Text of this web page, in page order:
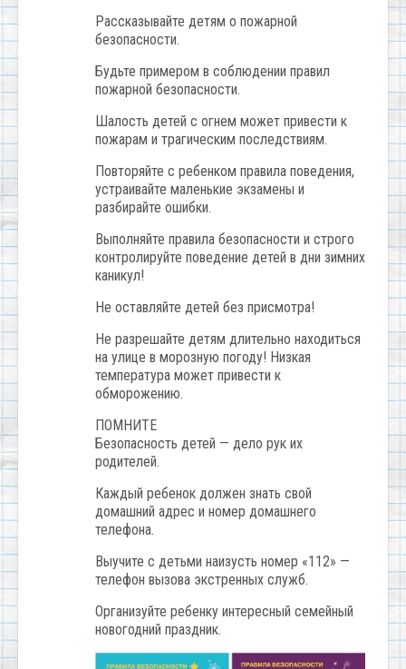
Рассказывайте детям о пожарной
безопасности.
Будьте примером в соблюдении правил
пожарной безопасности.
Шалость детей с огнем может привести к
пожарам и трагическим последствиям.
Повторяйте с ребенком правила поведения,
устраивайте маленькие экзамены и
разбирайте ошибки.
Выполняйте правила безопасности и строго
контролируйте поведение детей в дни зимних
каникул!
Не оставляйте детей без присмотра!
Не разрешайте детям длительно находиться
на улице в морозную погоду! Низкая
температура может привести к
обморожению.
ПОМНИТЕ
Безопасность детей — дело рук их
родителей.
Каждый ребенок должен знать свой
домашний адрес и номер домашнего
телефона.
Выучите с детьми наизусть номер «112» —
телефон вызова экстренных служб.
Организуйте ребенку интересный семейный
новогодний праздник.